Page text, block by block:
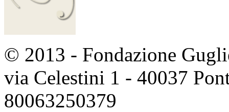
© 2013 - Fondazione
via Celestini 1 - 40037
80063250379